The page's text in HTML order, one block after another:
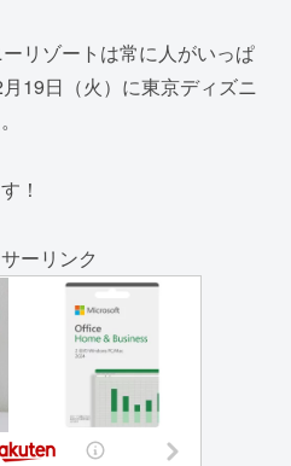
リゾートは常に人がいっぱ
19日（火）に東京ディズニ
！
ーリンク